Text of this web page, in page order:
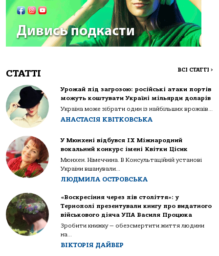
СТАТТІ ВСІ СТАТТІ >
Урожай під загрозою: російські атаки портів
можуть коштувати Україні мільярди доларів
Україна може зібрати один із найбільших врожаїв...
АНАСТАСІЯ КВІТКОВСЬКА
У Мюнхені відбувся IX Міжнародний
вокальний конкурс імені Квітки Цісик
Мюнхен. Німеччина. В Консультаційній установі
України вшанували...
ЛЮДМИЛА ОСТРОВСЬКА
«Воскресіння через пів століття»: у
Тернополі презентували книгу про видатного
військового діяча УПА Василя Процюка
Зробити книжку — обезсмертити життя людини
на...
ВІКТОРІЯ ДАЙВЕР